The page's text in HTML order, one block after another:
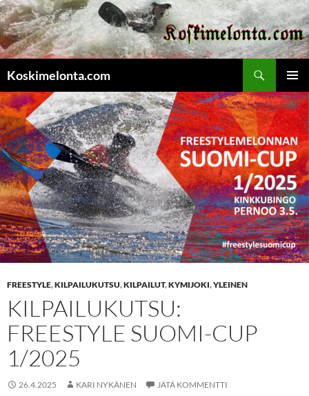
Koskimelonta.com
SISÄLTÖÖN
FREESTYLE,KILPAILUKUTSU,KILPAILUT,KYMIJOKI,YLEINEN
KILPAILUKUTSU:
FREESTYLE SUOMI-CUP
1/2025
26.4.2025 KARI NYKÄNEN JÄTÄ KOMMENTTI